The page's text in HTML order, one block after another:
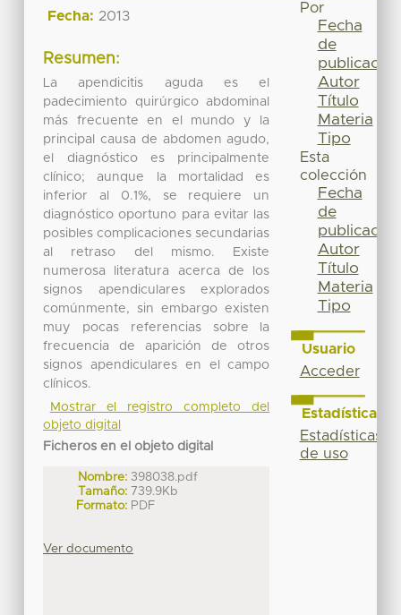
Fecha: 2013
Resumen:
La apendicitis aguda es el
padecimiento quirúrgico abdominal
más frecuente en el mundo y la
principal causa de abdomen agudo,
el diagnóstico es principalmente
clínico; aunque la mortalidad es
inferior al 0.1%, se requiere un
diagnóstico oportuno para evitar las
posibles complicaciones secundarias
al retraso del mismo. Existe
numerosa literatura acerca de los
signos apendiculares explorados
comúnmente, sin embargo existen
muy pocas referencias sobre la
frecuencia de aparición de otros
signos apendiculares en el campo
clínicos.
Mostrar el registro completo del
objeto digital
Ficheros en el objeto digital
Nombre: 398038.pdf
Tamaño: 739.9Kb
Formato: PDF
Ver documento
Por
Fecha
de
publicación
Autor
Título
Materia
Tipo
Esta
colección
Fecha
de
publicación
Autor
Título
Materia
Tipo
Usuario
Acceder
Estadísticas
Estadísticas
de uso